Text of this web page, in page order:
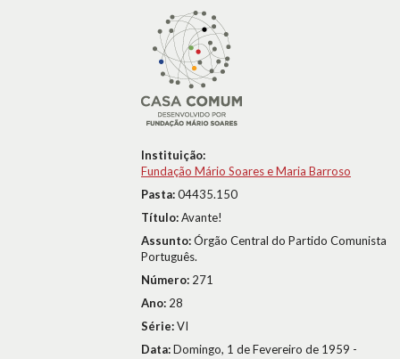
Instituição:
Fundação Mário Soares e Maria Barroso
Pasta:04435.150
Título:Avante!
Assunto:Órgão Central do Partido Comunista
Português.
Número: 271
Ano: 28
Série:VI
Data:Domingo, 1 de Fevereiro de 1959 -